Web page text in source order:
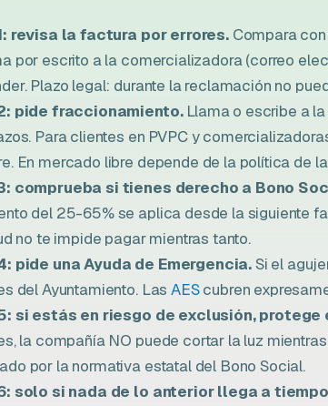
revisa la factura por errores.Compara con
por escrito a la comercializadora (correo
Plazo legal: durante la reclamación no
pide fraccionamiento.Llama o escribe a
Para clientes en PVPC y
En mercado libre depende de la política de
comprueba si tienes derecho a Bono
del 25-65% se aplica desde la siguiente
no te impide pagar mientras tanto.
pide una Ayuda de Emergencia.Si el
del Ayuntamiento. LasAEScubren
si estás en riesgo de exclusión, protege
la compañía NO puede cortar la luz
por la normativa estatal del Bono Social.
solo si nada de lo anterior llega a